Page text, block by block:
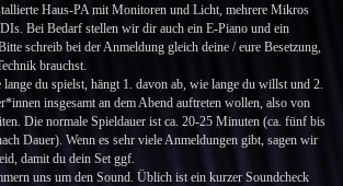
Haus-PA mit Monitoren und Licht, mehrere Mikros
Bei Bedarf stellen wir dir auch ein E-Piano und ein
schreib bei der Anmeldung gleich deine / eure Besetzung,
brauchst.
lange du spielst, hängt 1. davon ab, wie lange du willst und 2.
insgesamt an dem Abend auftreten wollen, also von
Die normale Spieldauer ist ca. 20-25 Minuten (ca. fünf bis
Dauer). Wenn es sehr viele Anmeldungen gibt, sagen wir
damit du dein Set ggf.
uns um den Sound. Üblich ist ein kurzer Soundcheck